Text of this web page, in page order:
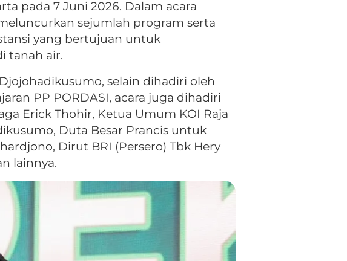
pada 7 Juni 2026. Dalam acara
sejumlah program serta
yang bertujuan untuk
tanah air.
selain dihadiri oleh
PP PORDASI, acara juga dihadiri
Erick Thohir, Ketua Umum KOI Raja
Duta Besar Prancis untuk
Dirut BRI (Persero) Tbk Hery
lainnya.